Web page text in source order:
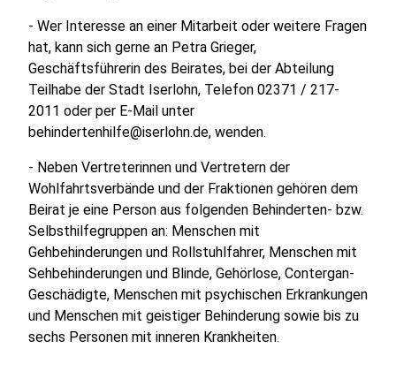
- Wer Interesse an einer Mitarbeit oder weitere Fragen
hat, kann sich gerne an Petra Grieger,
Geschäftsführerin des Beirates, bei der Abteilung
Teilhabe der Stadt Iserlohn, Telefon 02371 / 217-
2011 oder per E-Mail unter
behindertenhilfe@iserlohn.de, wenden.
- Neben Vertreterinnen und Vertretern der
Wohlfahrtsverbände und der Fraktionen gehören dem
Beirat je eine Person aus folgenden Behinderten- bzw.
Selbsthilfegruppen an: Menschen mit
Gehbehinderungen und Rollstuhlfahrer, Menschen mit
Sehbehinderungen und Blinde, Gehörlose, Contergan-
Geschädigte, Menschen mit psychischen Erkrankungen
und Menschen mit geistiger Behinderung sowie bis zu
sechs Personen mit inneren Krankheiten.